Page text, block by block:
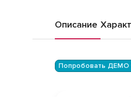
Описание
Попробовать